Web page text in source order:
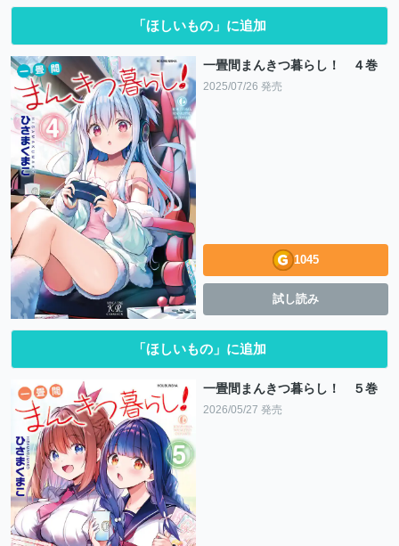
「ほしいもの」に追加
一畳間まんきつ暮らし！ ４巻
2025/07/26 発売
1045
試し読み
「ほしいもの」に追加
一畳間まんきつ暮らし！ ５巻
2026/05/27 発売